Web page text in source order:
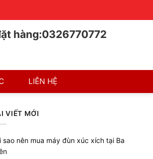
hàng:0326770772
LIÊN HỆ
VIẾT MỚI
sao nên mua máy đùn xúc xích tại Ba